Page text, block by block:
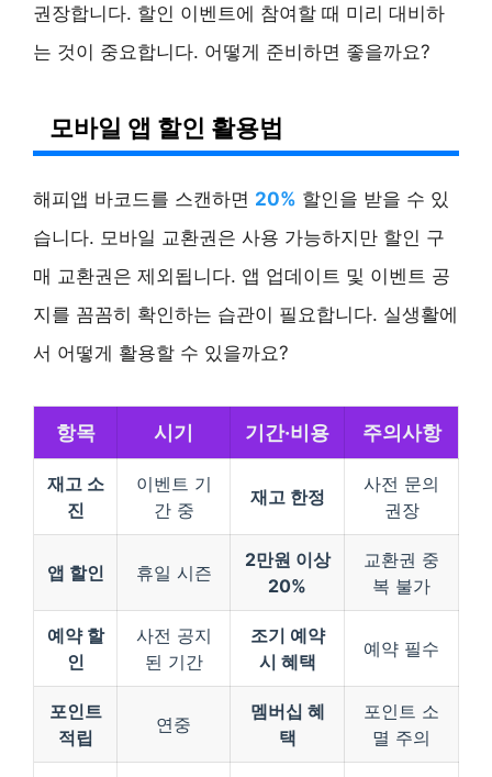
권장합니다. 할인 이벤트에 참여할 때 미리 대비하
는 것이 중요합니다. 어떻게 준비하면 좋을까요?
모바일 앱 할인 활용법
해피앱 바코드를 스캔하면 20% 할인을 받을 수 있
습니다. 모바일 교환권은 사용 가능하지만 할인 구
매 교환권은 제외됩니다. 앱 업데이트 및 이벤트 공
지를 꼼꼼히 확인하는 습관이 필요합니다. 실생활에
서 어떻게 활용할 수 있을까요?
항목 시기 기간·비용 주의사항
재고 소
진
이벤트 기
간 중
재고 한정
사전 문의
권장
앱 할인 휴일 시즌
2만원 이상
20%
교환권 중
복 불가
예약 할
인
사전 공지
된 기간
조기 예약
시 혜택
예약 필수
포인트
적립
연중
멤버십 혜
택
포인트 소
멸 주의